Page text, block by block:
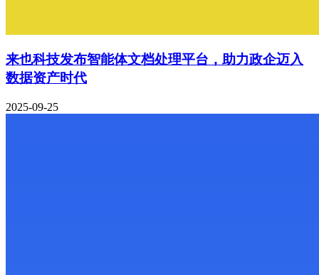
来也科技发布智能体文档处理平台，助力政企迈入
数据资产时代
2025-09-25